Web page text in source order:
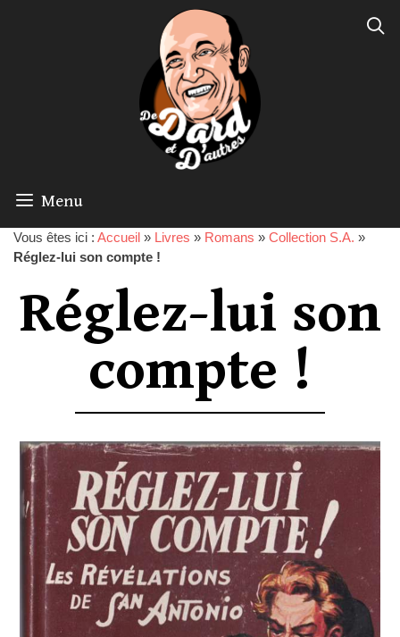
Menu
Vous êtes ici : Accueil » Livres » Romans » Collection S.A. »
Réglez-lui son compte !
Réglez-lui son
compte !